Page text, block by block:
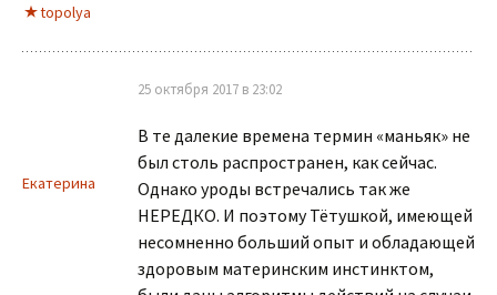
topolya
Екатерина
25 октября 2017 в 23:02
В те далекие времена термин «маньяк» не
был столь распространен, как сейчас.
Однако уроды встречались так же
НЕРЕДКО. И поэтому Тётушкой, имеющей
несомненно больший опыт и обладающей
здоровым материнским инстинктом,